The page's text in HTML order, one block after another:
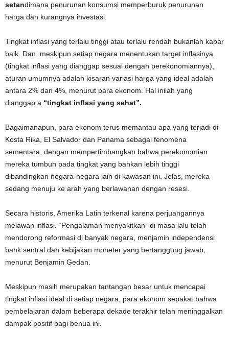
setandimana penurunan konsumsi memperburuk penurunan
harga dan kurangnya investasi.
Tingkat inflasi yang terlalu tinggi atau terlalu rendah bukanlah kabar
baik. Dan, meskipun setiap negara menentukan target inflasinya
(tingkat inflasi yang dianggap sesuai dengan perekonomiannya),
aturan umumnya adalah kisaran variasi harga yang ideal adalah
antara 2% dan 4%, menurut para ekonom. Hal inilah yang
dianggap a “tingkat inflasi yang sehat”.
Bagaimanapun, para ekonom terus memantau apa yang terjadi di
Kosta Rika, El Salvador dan Panama sebagai fenomena
sementara, dengan mempertimbangkan bahwa perekonomian
mereka tumbuh pada tingkat yang bahkan lebih tinggi
dibandingkan negara-negara lain di kawasan ini. Jelas, mereka
sedang menuju ke arah yang berlawanan dengan resesi.
Secara historis, Amerika Latin terkenal karena perjuangannya
melawan inflasi. “Pengalaman menyakitkan” di masa lalu telah
mendorong reformasi di banyak negara, menjamin independensi
bank sentral dan kebijakan moneter yang bertanggung jawab,
menurut Benjamin Gedan.
Meskipun masih merupakan tantangan besar untuk mencapai
tingkat inflasi ideal di setiap negara, para ekonom sepakat bahwa
pembelajaran dalam beberapa dekade terakhir telah meninggalkan
dampak positif bagi benua ini.